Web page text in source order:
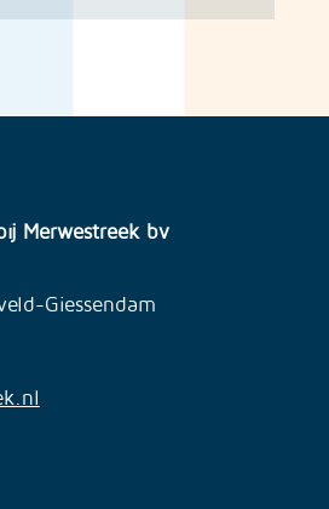
Merwestreek bv
Giessendam